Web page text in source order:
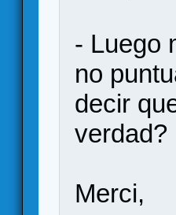
- Luego
no
decir
verdad?
Merci,